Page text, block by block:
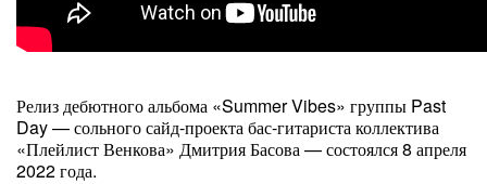
Релиз дебютного альбома «Summer Vibes» группы Past
Day — сольного сайд-проекта бас-гитариста коллектива
«Плейлист Венкова» Дмитрия Басова — состоялся 8 апреля
2022 года.